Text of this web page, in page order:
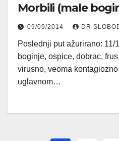
Morbili (male
09/09/2014 DR
Poslednji put ažurirano: 11/
boginje, ospice, dobrac,
virusno, veoma
uglavnom…